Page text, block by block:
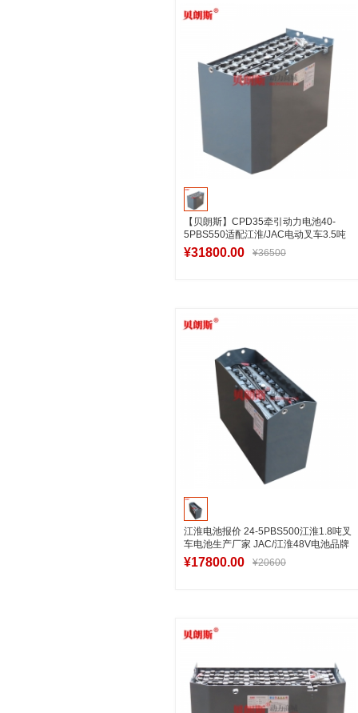
【贝朗斯】CPD35牵引动力电池40-
5PBS550适配江淮/JAC电动叉车3.5吨
平衡重蓄电池叉车
¥31800.00 ¥36500
江淮电池报价 24-5PBS500江淮1.8吨叉
车电池生产厂家 JAC/江淮48V电池品牌
参数
¥17800.00 ¥20600